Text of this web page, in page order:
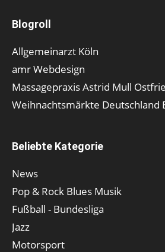
Blogroll
Allgemeinarzt Köln
amr Webdesign
Massagepraxis Astrid Mull
Weihnachtsmärkte Deutschland
Beliebte Kategorie
News
Pop & Rock Blues Musik
Fußball - Bundesliga
Jazz
Motorsport